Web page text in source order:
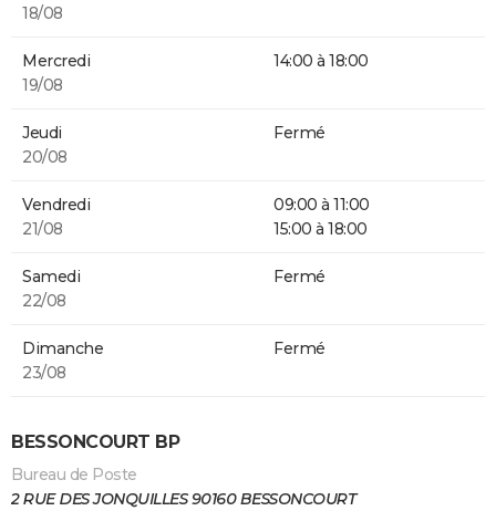
18/08
Mercredi
19/08
14:00 à 18:00
Jeudi
20/08
Fermé
Vendredi
21/08
09:00 à 11:00
15:00 à 18:00
Samedi
22/08
Fermé
Dimanche
23/08
Fermé
BESSONCOURT BP
Bureau de Poste
2 RUE DES JONQUILLES 90160 BESSONCOURT